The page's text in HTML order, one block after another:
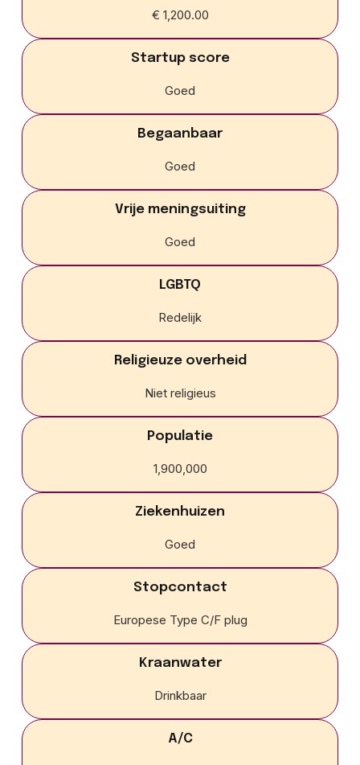
€ 1,200.00
Startup score
Goed
Begaanbaar
Goed
Vrije meningsuiting
Goed
LGBTQ
Redelijk
Religieuze overheid
Niet religieus
Populatie
1,900,000
Ziekenhuizen
Goed
Stopcontact
Europese Type C/F plug
Kraanwater
Drinkbaar
A/C